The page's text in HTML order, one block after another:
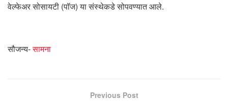
वेल्फेअर सोसायटी (पॉज) या संस्थेकडे सोपवण्यात आले.
सौजन्य-सामना
Previous Post